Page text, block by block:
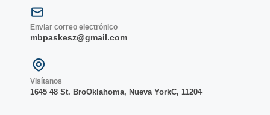
Enviar correo electrónico
mbpaskesz@gmail.com
Visítanos
1645 48 St. BroOklahoma, Nueva YorkC, 11204